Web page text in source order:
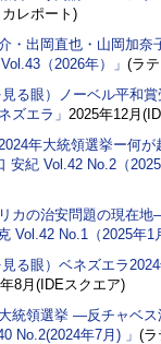
レポート)
・出岡直也・山岡加
（2026年）」 (ラ
見る眼）ノーベル平和
ズエラ」 2025年12月
年大統領選挙ー何
安紀 Vol.42 No.2（2025
カの治安問題の現在
Vol.42 No.1（2025年1
見る眼）ベネズエラ
8月(IDEスクエア)
統領選挙 ―反チャベ
No.2(2024年7月) 」 (ラ